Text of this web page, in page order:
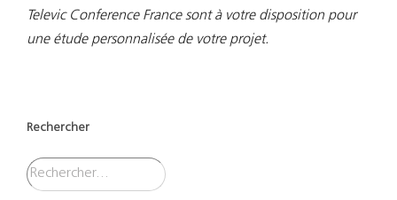
Televic Conference France sont à votre disposition pour
une étude personnalisée de votre projet.
Rechercher